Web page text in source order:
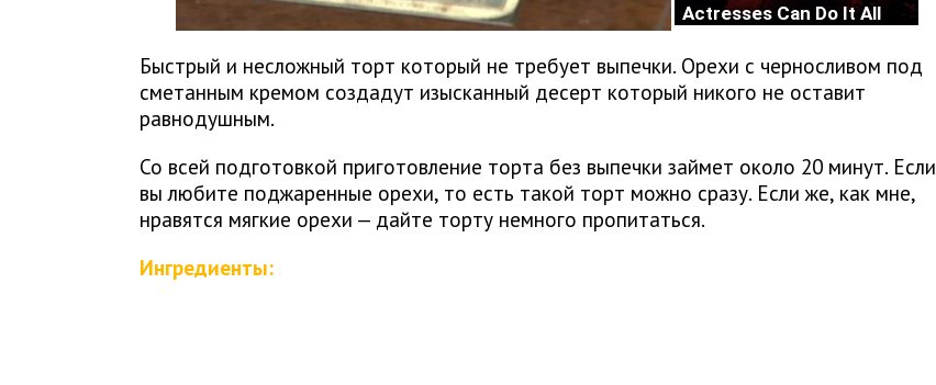
Быстрый и несложный торт который не требует выпечки. Орехи с черносливом под
сметанным кремом создадут изысканный десерт который никого не оставит
равнодушным.
Со всей подготовкой приготовление торта без выпечки займет около 20 минут. Если
вы любите поджаренные орехи, то есть такой торт можно сразу. Если же, как мне,
нравятся мягкие орехи — дайте торту немного пропитаться.
Ингредиенты: